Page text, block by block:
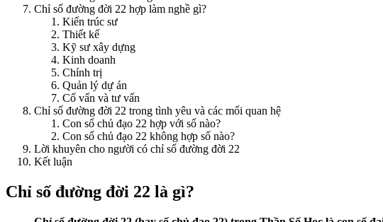
Chỉ số đường đời 22 hợp làm nghề gì?
Kiến trúc sư
Thiết kế
Kỹ sư xây dựng
Kinh doanh
Chính trị
Quản lý dự án
Cố vấn và tư vấn
Chỉ số đường đời 22 trong tình yêu và các mối quan hệ
Con số chủ đạo 22 hợp với số nào?
Con số chủ đạo 22 không hợp số nào?
Lời khuyên cho người có chỉ số đường đời 22
Kết luận
Chỉ số đường đời 22 là gì?